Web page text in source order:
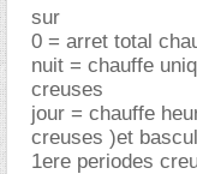
sur
0 = arret total
nuit = chauffe
creuses
jour = chauffe
creuses )et
1ere periodes